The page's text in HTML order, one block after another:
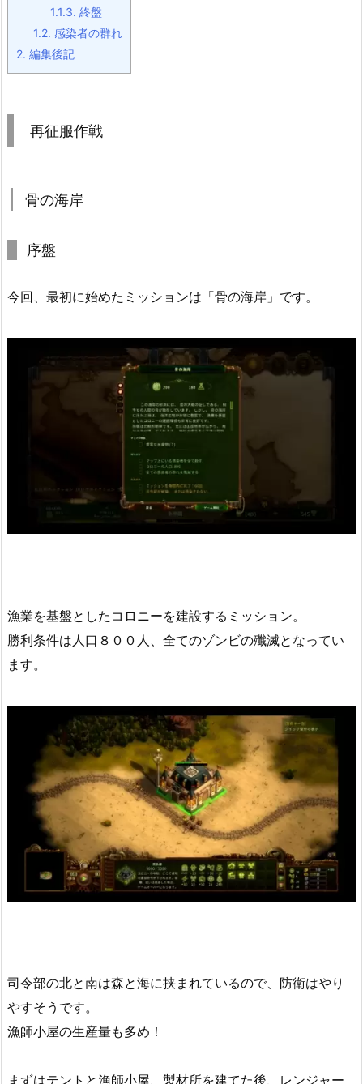
1.1.3. 終盤
1.2. 感染者の群れ
2. 編集後記
再征服作戦
骨の海岸
序盤
今回、最初に始めたミッションは「骨の海岸」です。
漁業を基盤としたコロニーを建設するミッション。
勝利条件は人口８００人、全てのゾンビの殲滅となってい
ます。
司令部の北と南は森と海に挟まれているので、防衛はやり
やすそうです。
漁師小屋の生産量も多め！
まずはテントと漁師小屋、製材所を建てた後、レンジャー